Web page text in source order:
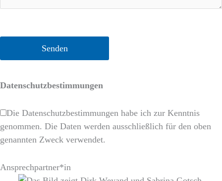
Datenschutzbestimmungen
Die Datenschutzbestimmungen habe ich zur Kenntnis
genommen. Die Daten werden ausschließlich für den oben
genannten Zweck verwendet.
Ansprechpartner*in